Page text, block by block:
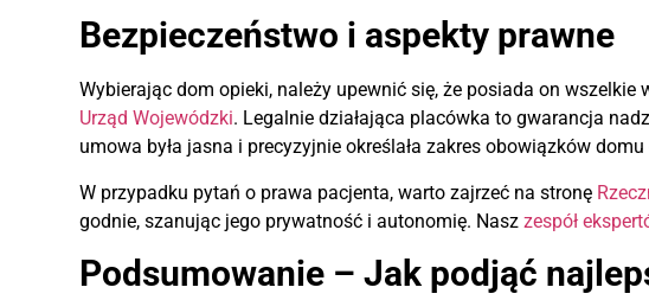
Bezpieczeństwo i aspekty prawne
Wybierając dom opieki, należy upewnić się, że posiada on
Urząd Wojewódzki. Legalnie działająca placówka to gwarancja
umowa była jasna i precyzyjnie określała zakres obowiązków domu
W przypadku pytań o prawa pacjenta, warto zajrzeć na stronę
godnie, szanując jego prywatność i autonomię. Naszzespół
Podsumowanie – Jak podjąć